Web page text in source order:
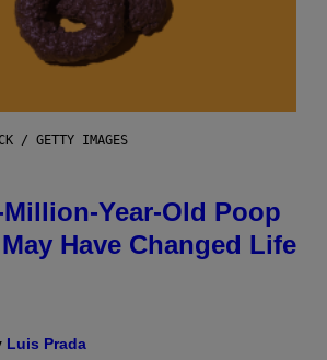
/ GETTY IMAGES
Million-Year-Old Poop
Have Changed Life
Luis Prada